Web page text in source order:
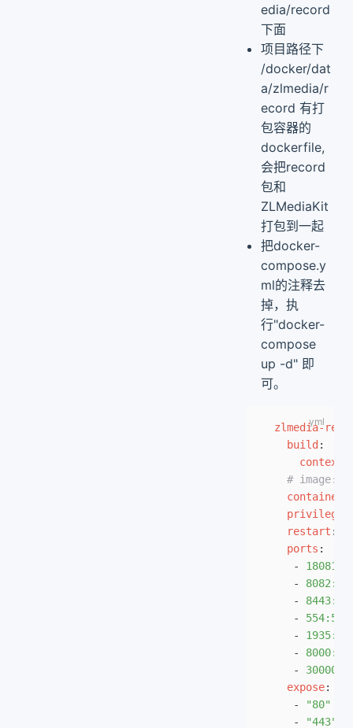
edia/record
下面
项目路径下
/docker/dat
a/zlmedia/r
ecord 有打
包容器的
dockerfile,
会把record
包和
ZLMediaKit
打包到一起
把docker-
compose.y
ml的注释去
掉，执
行"docker-
compose
up -d" 即
可。
zlmedia-
    build
:
      context
# image:
    privileged
    restart
:
    ports
:
     -
     -
8082:80
     -
     -
554:554
     -
     -
     -
30000-
    expose
:
     -
"80"
     -
"443"